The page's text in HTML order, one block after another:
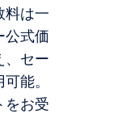
料は一
公式価
、セー
能。
をお受